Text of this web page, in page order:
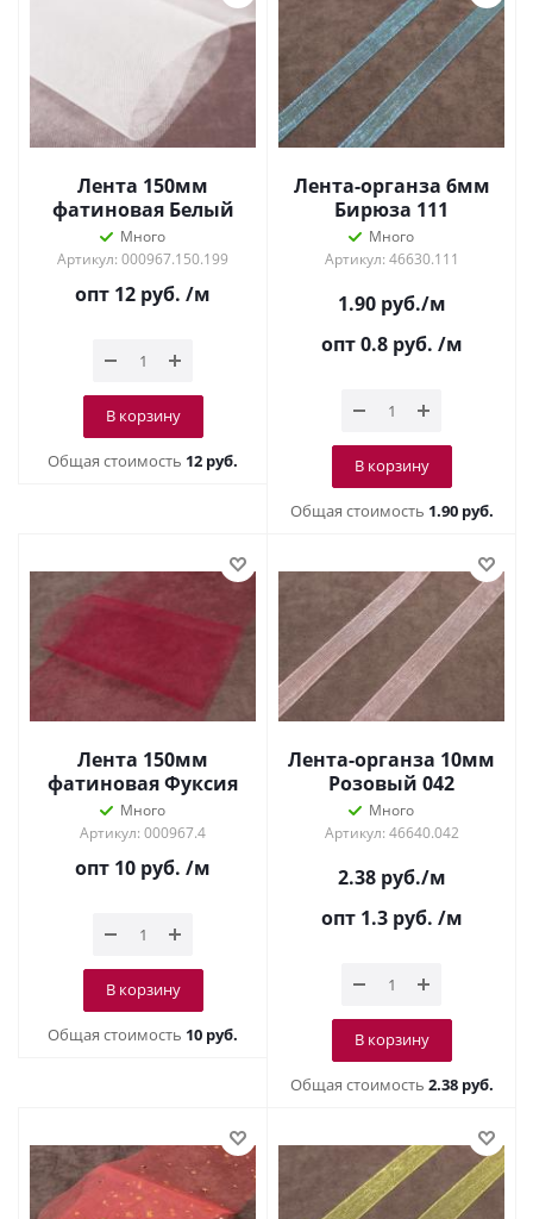
Лента 150мм
фатиновая Белый
Много
Артикул: 000967.150.199
опт 12 руб. /м
В корзину
Общая стоимость 12 руб.
Лента-органза 6мм
Бирюза 111
Много
Артикул: 46630.111
1.90руб./м
опт 0.8 руб. /м
В корзину
Общая стоимость 1.90 руб.
Лента 150мм
фатиновая Фуксия
Много
Артикул: 000967.4
опт 10 руб. /м
В корзину
Общая стоимость 10 руб.
Лента-органза 10мм
Розовый 042
Много
Артикул: 46640.042
2.38руб./м
опт 1.3 руб. /м
В корзину
Общая стоимость 2.38 руб.